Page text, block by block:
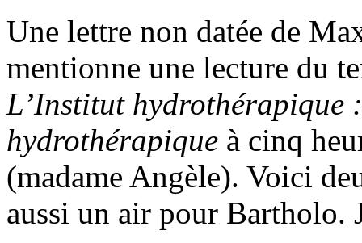
Une lettre non datée de
mentionne une lecture du
L’Institut hydrothérapique :
hydrothérapique à cinq
(madame Angèle). Voici
aussi un air pour Bartholo.